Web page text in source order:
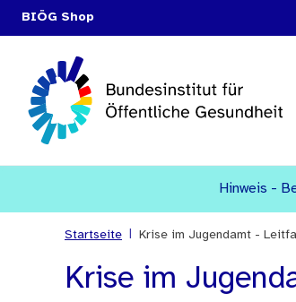
BIÖG Shop
Hinweis -
Startseite Krise im Jugendamt -
Krise im